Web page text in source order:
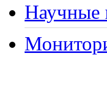
Научные